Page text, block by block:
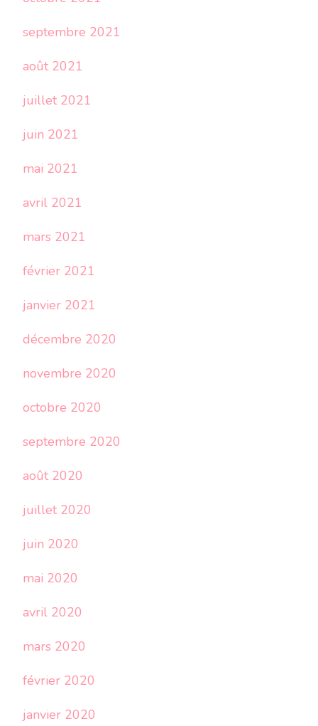
septembre 2021
août 2021
juillet 2021
juin 2021
mai 2021
avril 2021
mars 2021
février 2021
janvier 2021
décembre 2020
novembre 2020
octobre 2020
septembre 2020
août 2020
juillet 2020
juin 2020
mai 2020
avril 2020
mars 2020
février 2020
janvier 2020